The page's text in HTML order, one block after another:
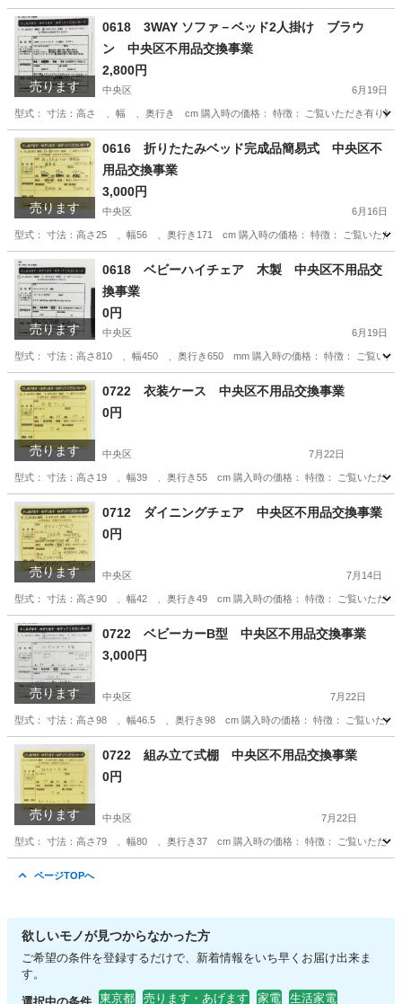
東京 中央区
売ります
0618 3WAY ソファ－ベッド2人掛け ブラウ
ン 中央区不用品交換事業
2,800円
中央区 6月19日
型式： 寸法：高さ 、幅 、奥行き cm 購入時の価格： 特徴： ご覧いただき有り難う
東京 中央区 やりとり
売ります
0616 折りたたみベッド完成品簡易式 中央区不
用品交換事業
3,000円
中央区 6月16日
型式： 寸法：高さ25 、幅56 、奥行き171 cm 購入時の価格： 特徴： ご覧いただき
東京 中央区 やりとり
売ります
0618 ベビーハイチェア 木製 中央区不用品交
換事業
0円
中央区 6月19日
型式： 寸法：高さ810 、幅450 、奥行き650 mm 購入時の価格： 特徴： ご覧いた
東京 中央区 子供用品 ベビーハイチェア
売ります
0722 衣装ケース 中央区不用品交換事業
0円
中央区 7月22日
型式： 寸法：高さ19 、幅39 、奥行き55 cm 購入時の価格： 特徴： ご覧いただき
東京 中央区 収納家具 やりとり
売ります
0712 ダイニングチェア 中央区不用品交換事業
0円
中央区 7月14日
型式： 寸法：高さ90 、幅42 、奥行き49 cm 購入時の価格： 特徴： ご覧いただき
東京 中央区 やりとり
売ります
0722 ベビーカーB型 中央区不用品交換事業
3,000円
中央区 7月22日
型式： 寸法：高さ98 、幅46.5 、奥行き98 cm 購入時の価格： 特徴： ご覧いただ
東京 中央区 子供用品 やりとり
売ります
0722 組み立て式棚 中央区不用品交換事業
0円
中央区 7月22日
型式： 寸法：高さ79 、幅80 、奥行き37 cm 購入時の価格： 特徴： ご覧いただき
ページTOPへ
欲しいモノが見つからなかった方
ご希望の条件を登録するだけで、新着情報をいち早くお届け出来ま
す。
東京都 売ります・あげます 家電 生活家電